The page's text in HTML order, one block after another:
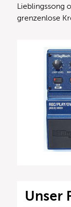
Lieblingssong
grenzenlose
Unser